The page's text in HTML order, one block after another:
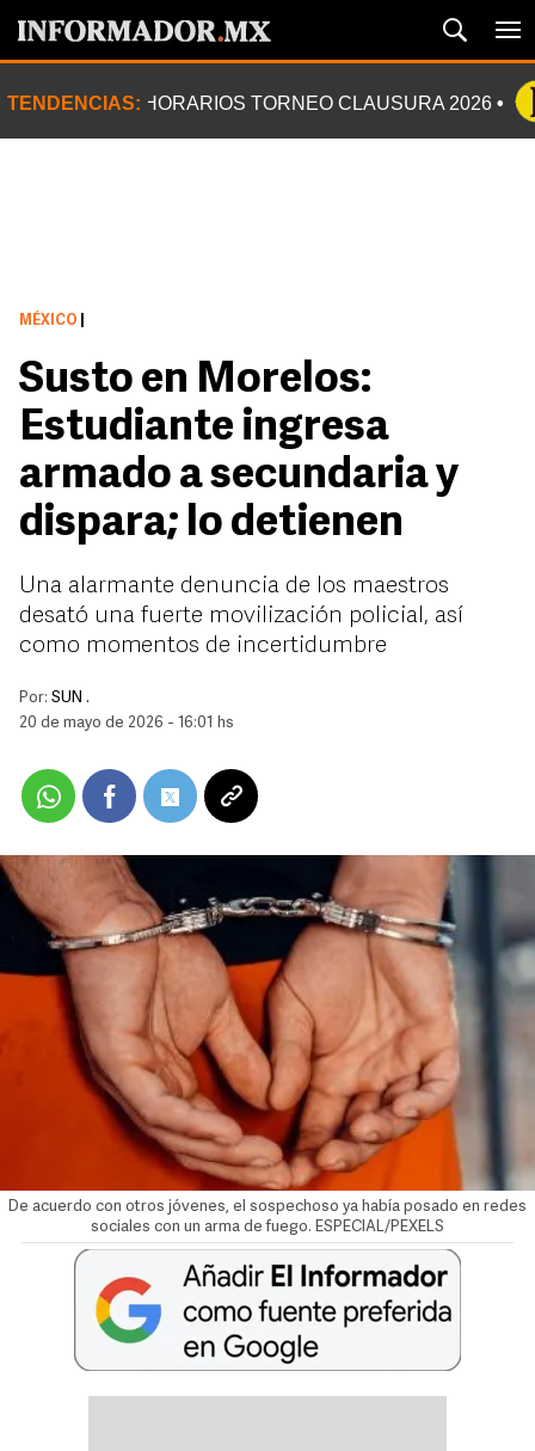
TENDENCIAS: HORARIOS TORNEO CLAUSURA 2026
MÉXICO
Susto en Morelos:
Estudiante ingresa
armado a secundaria y
dispara; lo detienen
Una alarmante denuncia de los maestros
desató una fuerte movilización policial, así
como momentos de incertidumbre
Por: SUN .
20 de mayo de 2026 - 16:01 hs
De acuerdo con otros jóvenes, el sospechoso ya había posado en redes
sociales con un arma de fuego. ESPECIAL/PEXELS